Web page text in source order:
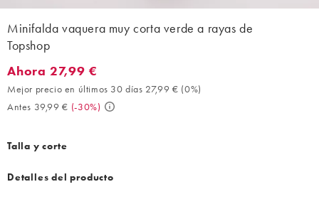
Minifalda vaquera muy corta verde a rayas de
Topshop
Ahora 27,99 €. Mejor precio en últimos 30 días 27,99 € (0%).
Ahora 27,99 €
Mejor precio en últimos 30 días 27,99 € (0%)
Antes 39,99 € (-30%)
Talla y corte
Detalles del producto